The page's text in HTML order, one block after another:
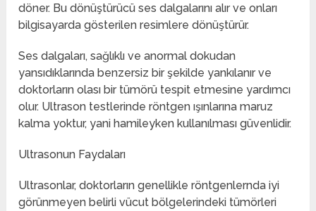
döner. Bu dönüştürücü ses dalgalarını alır ve onları
bilgisayarda gösterilen resimlere dönüştürür.
Ses dalgaları, sağlıklı ve anormal dokudan
yansıdıklarında benzersiz bir şekilde yankılanır ve
doktorların olası bir tümörü tespit etmesine yardımcı
olur. Ultrason testlerinde röntgen ışınlarına maruz
kalma yoktur, yani hamileyken kullanılması güvenlidir.
Ultrasonun Faydaları
Ultrasonlar, doktorların genellikle röntgenlernda iyi
görünmeyen belirli vücut bölgelerindeki tümörleri